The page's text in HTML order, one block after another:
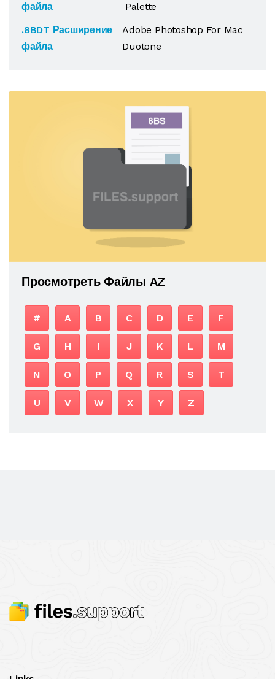
файла
Palette
.8BDT Расширение
файла
Adobe Photoshop For Mac
Duotone
Просмотреть Файлы AZ
# A B C D E F
G H I J K L M
N O P Q R S T
U V W X Y Z